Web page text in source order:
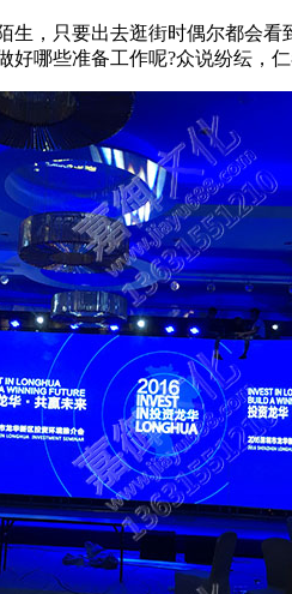
生，只要出去逛街时偶尔都会
好哪些准备工作呢?众说纷纭，